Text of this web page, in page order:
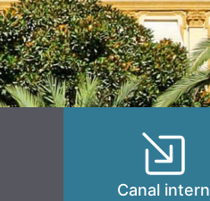
Canal intern